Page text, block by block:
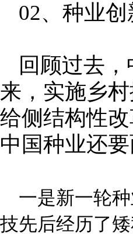
02、种业
回顾过去
来，实施乡
给侧结构性
中国种业还
一是新一轮
技先后经历了